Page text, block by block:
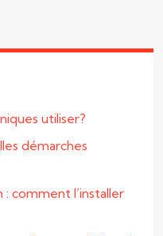
utiliser?
démarches
comment l’installer